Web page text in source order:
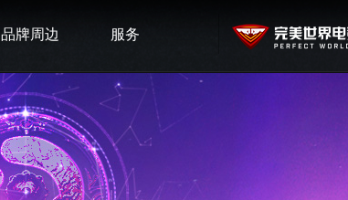
品牌周边 服务